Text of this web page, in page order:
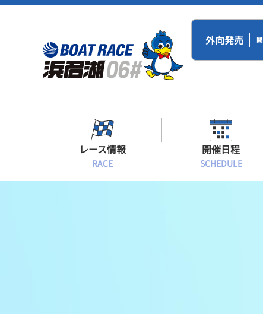
外向発売
レース情報
RACE
開催日程
SCHEDULE